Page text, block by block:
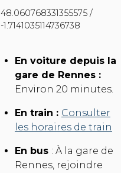
48.060768331355575 /
-1.7141035114736738
En voiture depuis la
gare de Rennes :
Environ 20 minutes.
En train : Consulter
les horaires de train
En bus : À la gare de
Rennes, rejoindre